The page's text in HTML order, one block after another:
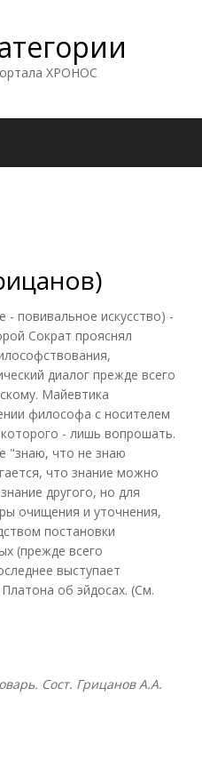
ХРОНОС
повивальное искусство) -
Сократ прояснял
диалог прежде всего
Майевтика
философа с носителем
- лишь вопрошать.
"знаю, что не знаю
что знание можно
другого, но для
очищения и уточнения,
постановки
(прежде всего
выступает
об эйдосах. (См.
Сост. Грицанов А.А.